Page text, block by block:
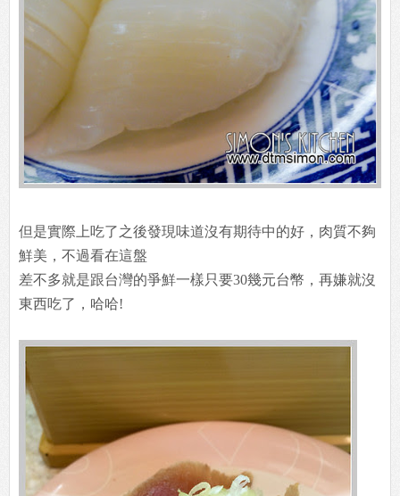
但是實際上吃了之後發現味道沒有期待中的好，肉質不夠
鮮美，不過看在這盤
差不多就是跟台灣的爭鮮一樣只要30幾元台幣，再嫌就沒
東西吃了，哈哈!